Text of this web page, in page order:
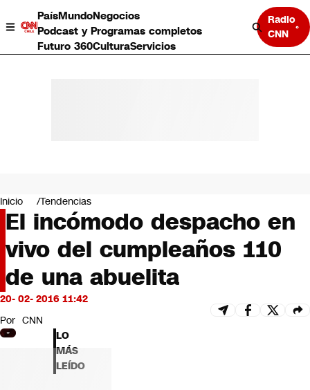
PaísMundoNegocios
Podcast y Programas completos
Futuro 360CulturaServicios
Radio
CNN
Negocios
Deportes
Programas completos
Cultura
Servicios
Bits
CNN tiempo
Futuro 360
Opinión
Inicio Tendencias
El incómodo despacho en
vivo del cumpleaños 110
de una abuelita
20- 02- 2016 11:42
Por CNN
LO
MÁS
LEÍDO